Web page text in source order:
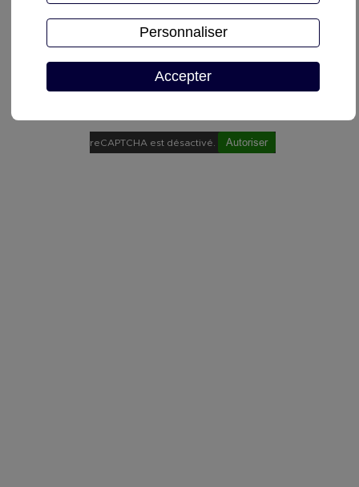
Demande de devis
reCAPTCHA est désactivé. Autoriser
Accepter
Personnaliser